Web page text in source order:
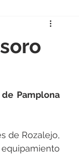
Pamplona
de Rozalejo,